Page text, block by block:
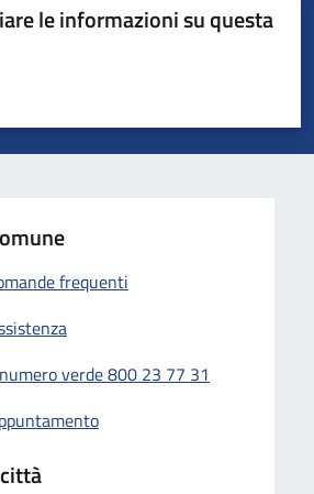
le informazioni su questa
5 stelle su 5
su 5
su 5
5
frequenti
verde 800 23 77 31